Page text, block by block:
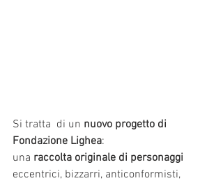
Si tratta  di un nuovo progetto di
Fondazione Lighea:
una raccolta originale di personaggi
eccentrici, bizzarri, anticonformisti,